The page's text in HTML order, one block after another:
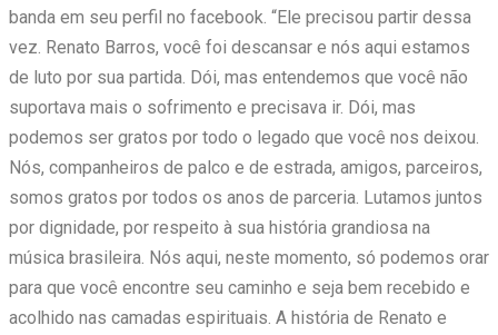
banda em seu perfil no facebook. “Ele precisou partir dessa
vez. Renato Barros, você foi descansar e nós aqui estamos
de luto por sua partida. Dói, mas entendemos que você não
suportava mais o sofrimento e precisava ir. Dói, mas
podemos ser gratos por todo o legado que você nos deixou.
Nós, companheiros de palco e de estrada, amigos, parceiros,
somos gratos por todos os anos de parceria. Lutamos juntos
por dignidade, por respeito à sua história grandiosa na
música brasileira. Nós aqui, neste momento, só podemos orar
para que você encontre seu caminho e seja bem recebido e
acolhido nas camadas espirituais. A história de Renato e